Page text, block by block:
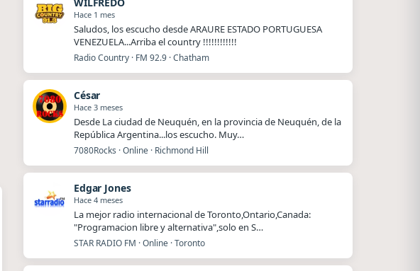
Hace 1 mes
Saludos, los escucho desde ARAURE ESTADO PORTUGUESA
VENEZUELA...Arriba el country !!!!!!!!!!!!
Radio Country · FM 92.9 · Chatham
César
Hace 3 meses
Desde La ciudad de Neuquén, en la provincia de Neuquén, de la
República Argentina...los escucho. Muy…
7080Rocks · Online · Richmond Hill
Edgar Jones
Hace 4 meses
La mejor radio internacional de Toronto,Ontario,Canada:
"Programacion libre y alternativa",solo en S…
STAR RADIO FM · Online · Toronto